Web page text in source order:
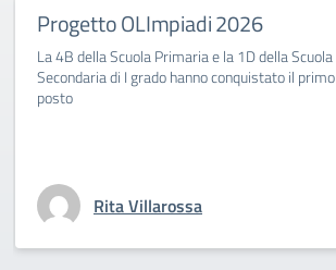
Progetto OLImpiadi 2026
La 4B della Scuola Primaria e la 1D della Scuola
Secondaria di I grado hanno conquistato il primo
posto
Rita Villarossa